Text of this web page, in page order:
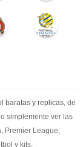
baratas y replicas, de
simplemente ver las
Premier League,
y kits.